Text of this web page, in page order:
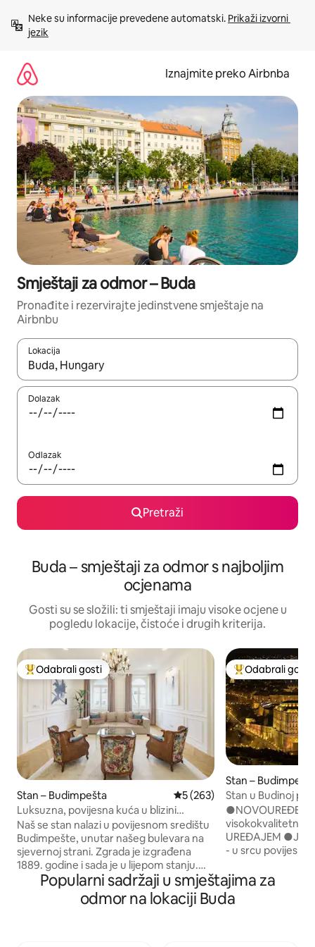
sadržaj
Neke su informacije prevedene automatski. Prikaži izvorni
jezik
Iznajmite preko Airbnba
Smještaji za odmor – Buda
Pronađite i rezervirajte jedinstvene smještaje na
Airbnbu
Lokacija
Kada budu dostupni rezultati, moći ćete ih pregledati
Dolazak
Odlazak
Pretraži
Buda – smještaji za odmor s najboljim
ocjenama
Gosti su se složili: ti smještaji imaju visoke ocjene u
pogledu lokacije, čistoće i drugih kriterija.
Među najviše rangiranima s oznakom „Odabrali gosti”
Odabrali gosti
Stan – Budimpešta Prosječna ocjena: 5/5,
5 (263)
Luksuzna, povijesna kuća u blizini
znamenitosti u centru grada
Naš se stan nalazi u povijesnom središtu
Budimpešte, unutar našeg bulevara na
sjevernoj strani. Zgrada je izgrađena
1889. godine i sada je u lijepom stanju.
Stan je najkvalitetniji u svakom detalju.
Oprema: brzi Wi-Fi, Samsung Smart
SUHD"65"TV (Netflix,Youtube), kabelski
Među najviše
Odabrali gosti
Stan –
Stan u Budinoj
visokokvalitetni
UREĐAJEM
- u srcu
●BESPLATAN
●PERILICA
metara
Popularni sadržaji u smještajima za
odmor na lokaciji Buda